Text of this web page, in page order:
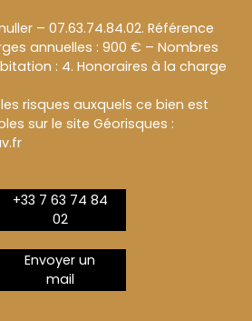
– 07.63.74.84.02. Référence
annuelles : 900 € – Nombres
: 4. Honoraires à la charge
risques auxquels ce bien est
sur le site Géorisques :
+33 7 63 74 84
02
Envoyer un
mail